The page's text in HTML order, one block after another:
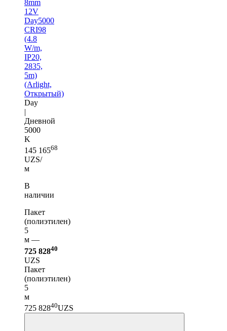
8mm
12V
Day5000
CRI98
(4.8
W/m,
IP20,
2835,
5m)
(Arlight,
Открытый)
Day
|
Дневной
5000
K
145 16568
UZS/
м
В
наличии
Пакет
(полиэтилен)
5
м —
725 82840
UZS
Пакет
(полиэтилен)
5
м
725 82840UZS